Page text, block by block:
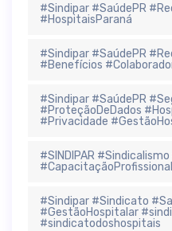
#Sindipar #SaúdePR
#HospitaisParaná
#Sindipar #SaúdePR
#Benefícios
#Sindipar #SaúdePR
#ProteçãoDeDados
#Privacidade
#SINDIPAR
#Sindipar #Sindicato
#GestãoHospitalar
#sindicatodoshospitais